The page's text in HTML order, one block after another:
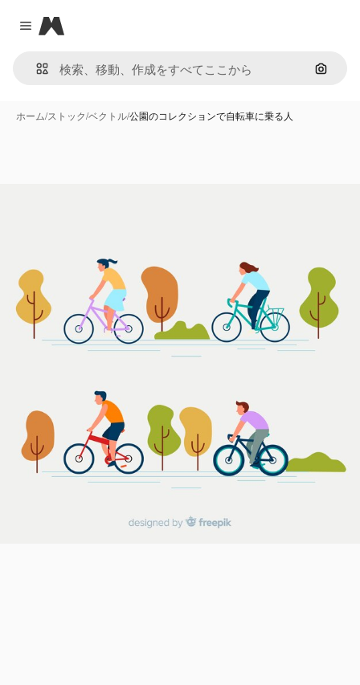
Close menu
Magnific
画像で
ホーム/ストック/ベクトル/公園のコレクションで自転車に乗る人